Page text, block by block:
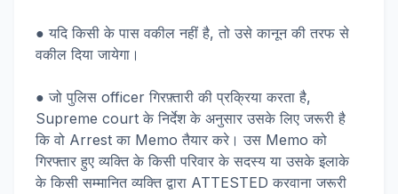
● यदि किसी के पास वकील नहीं है, तो उसे कानून की तरफ से
वकील दिया जायेगा।
● जो पुलिस officer गिरफ़्तारी की प्रक्रिया करता है,
Supreme court के निर्देश के अनुसार उसके लिए जरूरी है
कि वो Arrest का Memo तैयार करे। उस Memo को
गिरफ्तार हुए व्यक्ति के किसी परिवार के सदस्य या उसके इलाके
के किसी सम्मानित व्यक्ति द्वारा ATTESTED करवाना जरूरी